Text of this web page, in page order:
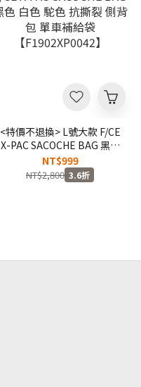
<特價不退換> L號大款 F/CE
X-PAC SACOCHE BAG 黑色
白色 駝色 抗撕裂 側背包 單
車補給袋【F1902XP0042】
NT$999
NT$2,800 3.6折